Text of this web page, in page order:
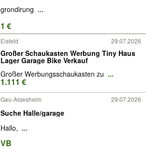
grondirung ...
1 €
Eisfeld 29.07.2026
Großer Schaukasten Werbung Tiny Haus
Lager Garage Bike Verkauf
Großer Werbungsschaukasten zu ...
1.111 €
Gau-Algesheim 29.07.2026
Suche Halle/garage
Hallo, ...
VB